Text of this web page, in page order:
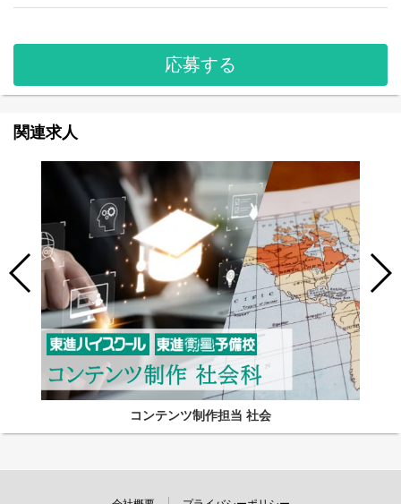
応募する
関連求人
コンテンツ制作担当 社会